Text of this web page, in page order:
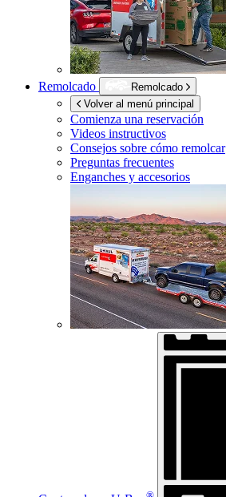
Remolcado
Remolcado
Volver al menú principal
Comienza una reservación
Videos instructivos
Consejos sobre cómo remolcar
Preguntas frecuentes
Enganches y accesorios
®